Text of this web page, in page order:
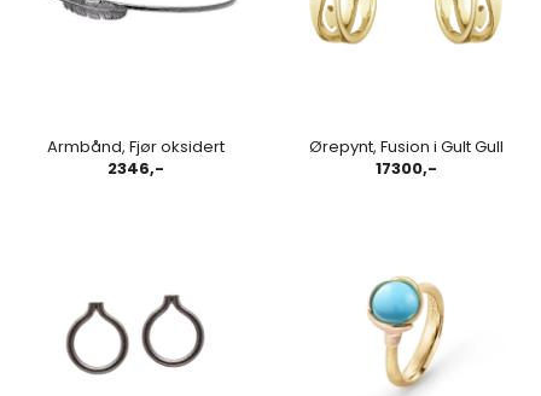
Armbånd, Fjør oksidert
2346,-
Ørepynt, Fusion i Gult Gull
17300,-